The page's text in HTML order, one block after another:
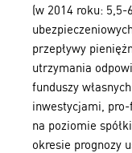
(w 2014 roku:
przepływy
utrzymania
funduszy
inwestycjami,
na poziomie
okresie prognozy